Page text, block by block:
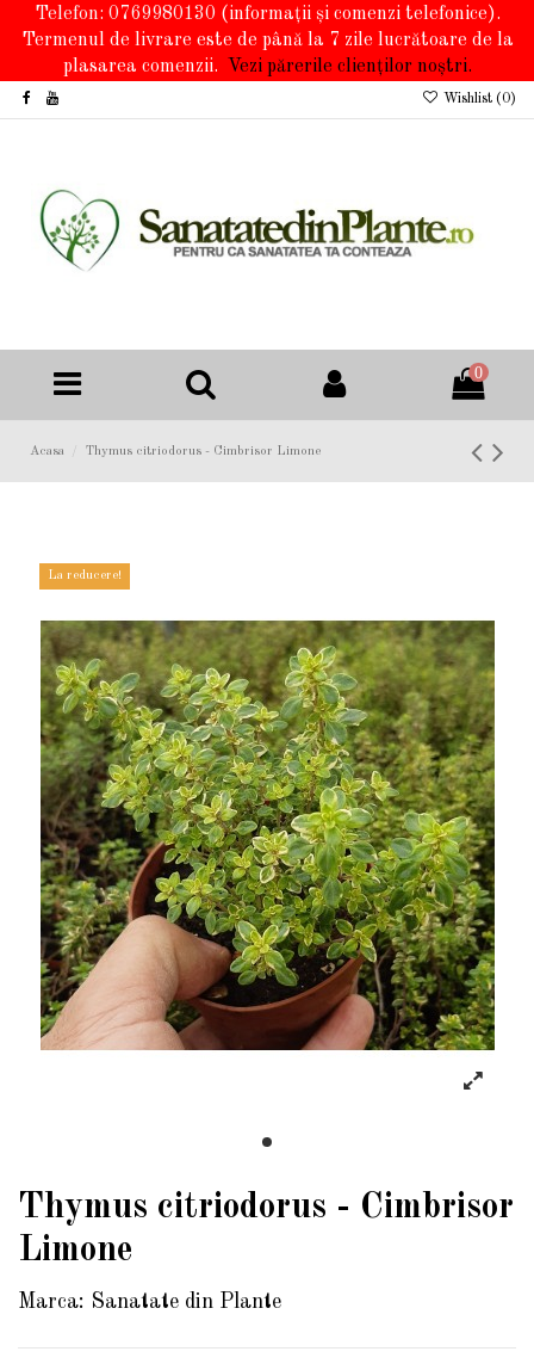
Telefon: 0769980130 (informații și comenzi telefonice).
Termenul de livrare este de până la 7 zile lucrătoare de la
plasarea comenzii.
Vezi părerile clienților noștri.
Wishlist (0)
0
Acasa Thymus citriodorus - Cimbrisor Limone
La reducere!
Thymus citriodorus - Cimbrisor
Limone
Marca: Sanatate din Plante